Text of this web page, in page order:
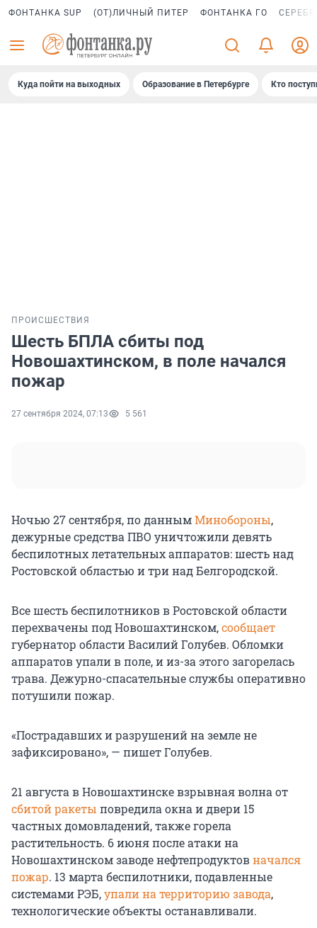
ФОНТАНКА SUP (ОТ)ЛИЧНЫЙ ПИТЕР ФОНТАНКА ГО
Куда пойти на выходных Образование в Петербурге Кто
ПРОИСШЕСТВИЯ
Шесть БПЛА сбиты под
Новошахтинском, в поле начался
пожар
27 сентября 2024, 07:13 5 561
Ночью 27 сентября, по даннымМинобороны,
дежурные средства ПВО уничтожили девять
беспилотных летательных аппаратов: шесть над
Ростовской областью и три над Белгородской.
Все шесть беспилотников в Ростовской области
перехвачены под Новошахтинском,сообщает
губернатор области Василий Голубев. Обломки
аппаратов упали в поле, и из-за этого загорелась
трава. Дежурно-спасательные службы оперативно
потушили пожар.
«Пострадавших и разрушений на земле не
зафиксировано», — пишет Голубев.
21 августа в Новошахтинске взрывная волна от
сбитой ракеты повредила окна и двери 15
частных домовладений, также горела
растительность. 6 июня после атаки на
Новошахтинском заводе нефтепродуктовначался
пожар. 13 марта беспилотники, подавленные
системами РЭБ,упали на территорию завода,
технологические объекты останавливали.